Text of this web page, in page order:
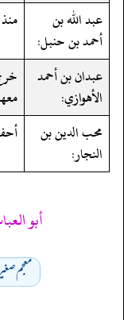
عبد الله بن
أحمد بن حنبل:
عبدان بن أحمد
الأهوازي:
محب الدين بن
النجار:
أبو
معجم